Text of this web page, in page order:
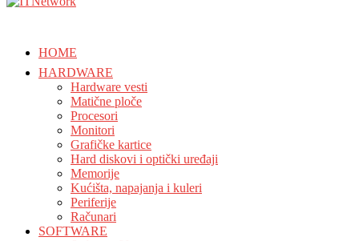
HOME
HARDWARE
Hardware vesti
Matične ploče
Procesori
Monitori
Grafičke kartice
Hard diskovi i optički uređaji
Memorije
Kućišta, napajanja i kuleri
Periferije
Računari
SOFTWARE